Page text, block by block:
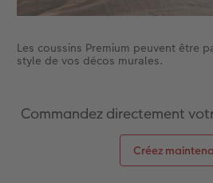
Les coussins Premium peuvent être
style de vos décos murales.
Commandez directement
Créez